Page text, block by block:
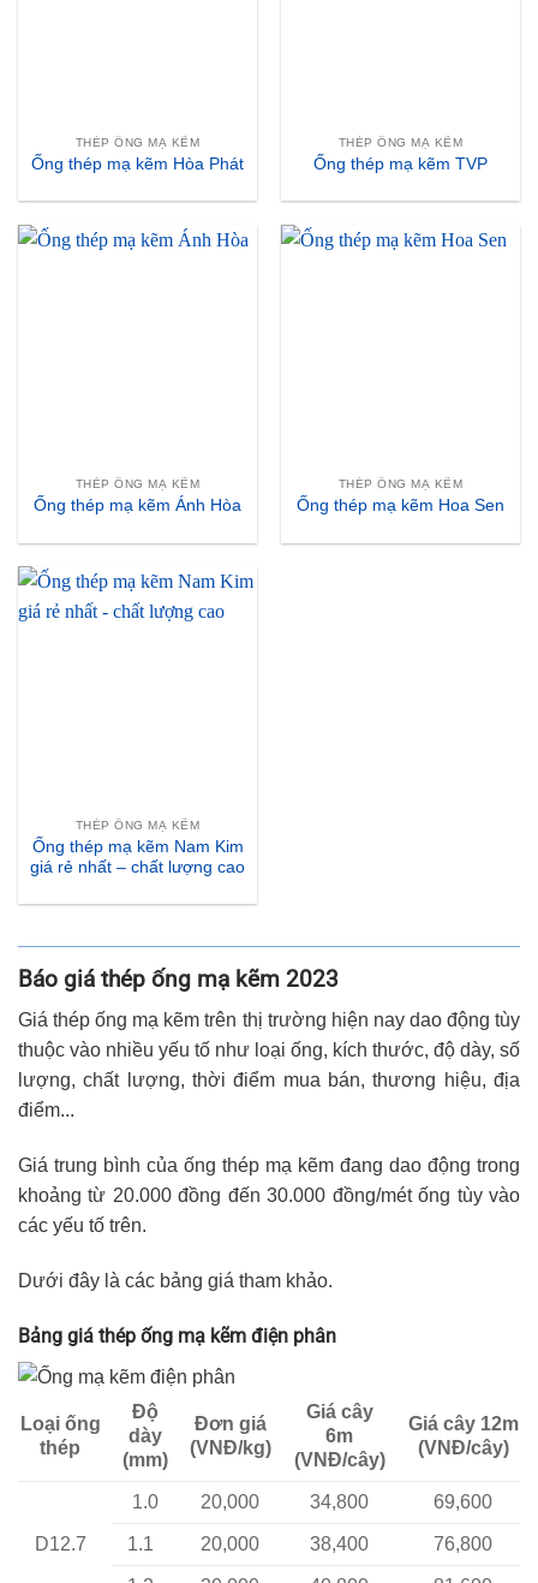
THÉP ỐNG MẠ KẼM
Ống thép mạ kẽm Hòa Phát
THÉP ỐNG MẠ KẼM
Ống thép mạ kẽm TVP
THÉP ỐNG MẠ KẼM
Ống thép mạ kẽm Ánh Hòa
THÉP ỐNG MẠ KẼM
Ống thép mạ kẽm Hoa Sen
THÉP ỐNG MẠ KẼM
Ống thép mạ kẽm Nam Kim
giá rẻ nhất – chất lượng cao
Báo giá thép ống mạ kẽm 2023
Giá thép ống mạ kẽm trên thị trường hiện nay dao động tùy
thuộc vào nhiều yếu tố như loại ống, kích thước, độ dày, số
lượng, chất lượng, thời điểm mua bán, thương hiệu, địa
điểm...
Giá trung bình của ống thép mạ kẽm đang dao động trong
khoảng từ 20.000 đồng đến 30.000 đồng/mét ống tùy vào
các yếu tố trên.
Dưới đây là các bảng giá tham khảo.
Bảng giá thép ống mạ kẽm điện phân
Loại ống
thép
Độ
dày
(mm)
Đơn giá
(VNĐ/kg)
Giá cây
6m
(VNĐ/cây)
Giá cây 12m
(VNĐ/cây)
D12.7
1.0 20,000 34,800 69,600
1.1 20,000 38,400 76,800